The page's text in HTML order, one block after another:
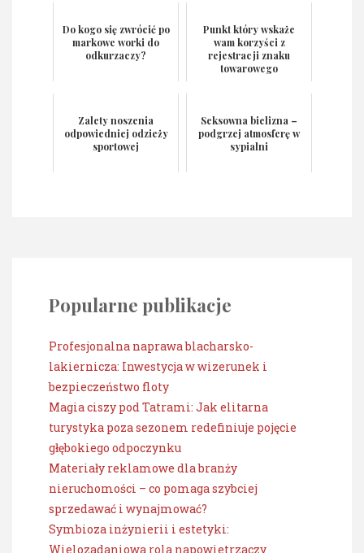
Do kogo się zwrócić po
markowe worki do
odkurzaczy?
Punkt który wskaże
wam korzyści z
rejestracji znaku
towarowego
Zalety noszenia
odpowiedniej odzieży
sportowej
Seksowna bielizna –
podgrzej atmosferę w
sypialni
Popularne publikacje
Profesjonalna naprawa blacharsko-
lakiernicza: Inwestycja w wizerunek i
bezpieczeństwo floty
Magia ciszy pod Tatrami: Jak elitarna
turystyka poza sezonem redefiniuje pojęcie
głębokiego odpoczynku
Materiały reklamowe dla branży
nieruchomości – co pomaga szybciej
sprzedawać i wynajmować?
Symbioza inżynierii i estetyki:
Wielozadaniowa rola napowietrzaczy